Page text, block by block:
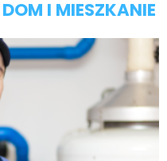
DOM I MIESZKANIE